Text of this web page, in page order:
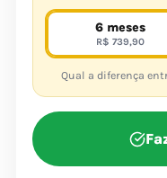
6 meses
R$ 739,90
Qual a diferença